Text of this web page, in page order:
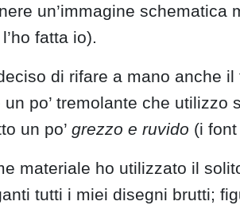
un’immagine schematica
fatta io).
di rifare a mano anche
un po’ tremolante che
un po’ grezzo e ruvido (i
materiale ho utilizzato il
tutti i miei disegni brutti;